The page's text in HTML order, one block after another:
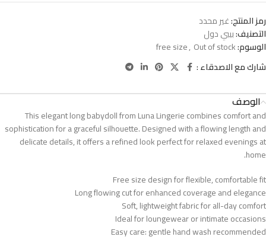
رمز المنتج:غير محدد
التصنيف:بيبي دول
الوسوم:
free size, Out of stock
شارك مع الاصدقاء :
الوصف
This elegant long babydoll from Luna Lingerie combines comfort and
sophistication for a graceful silhouette. Designed with a flowing length and
delicate details, it offers a refined look perfect for relaxed evenings at
home.
Free size design for flexible, comfortable fit
Long flowing cut for enhanced coverage and elegance
Soft, lightweight fabric for all-day comfort
Ideal for loungewear or intimate occasions
Easy care: gentle hand wash recommended